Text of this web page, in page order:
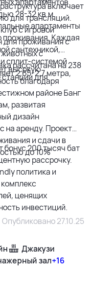
включает
для трансляций.
с игровой
для проживания с
с
рассчитана на 238
для
28-32 кв.м
апартаменты
проживания. Каждая
сантехникой,
сплит-системой
2,65-2,7 метра,
высокую
благодаря
районе Банг
развитая
дизайн
на аренду. Проект
и сдачи в
до 10%
200 тысяч бат
рассрочку.
политика и
ценящих
инвестиций.
Опубликовано 27.10.25
Джакузи
зал+16